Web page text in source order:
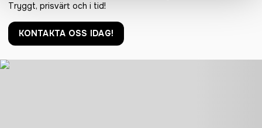
Tryggt, prisvärt och i tid!
KONTAKTA OSS IDAG!